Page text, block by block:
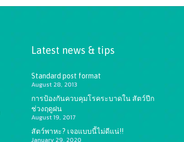
Latest news & tips
Standard post format
August 28, 2013
การป้องกันควบคุมโรคระบาดใน สัตว์ปีก
ช่วงฤดูฝน
August 19, 2017
สัตว์พาหะ? เจอแบบนี้ไม่ดีแน่!!
January 29, 2020